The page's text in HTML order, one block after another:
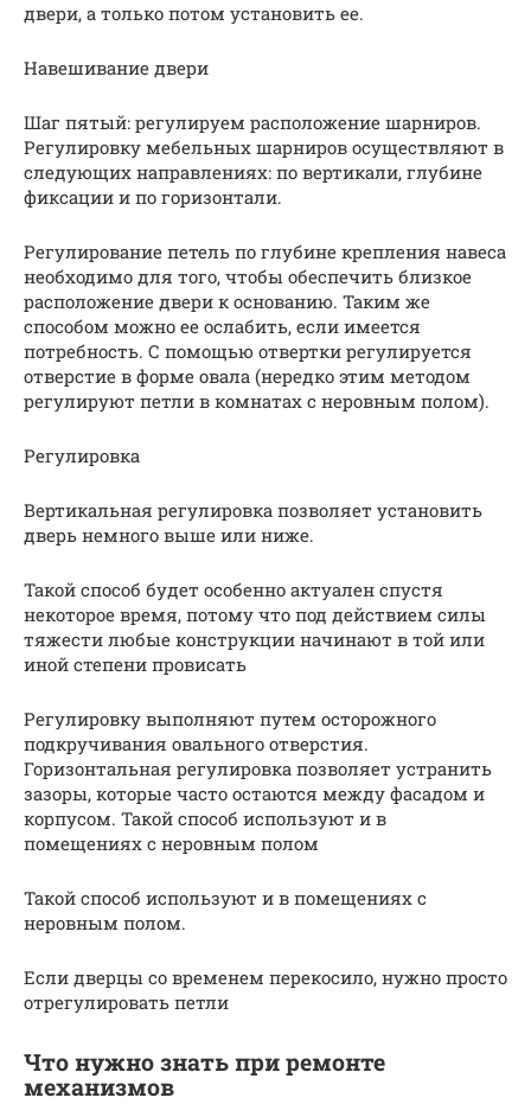
двери, а только потом установить ее.
Навешивание двери
Шаг пятый: регулируем расположение шарниров.
Регулировку мебельных шарниров осуществляют в
следующих направлениях: по вертикали, глубине
фиксации и по горизонтали.
Регулирование петель по глубине крепления навеса
необходимо для того, чтобы обеспечить близкое
расположение двери к основанию. Таким же
способом можно ее ослабить, если имеется
потребность. С помощью отвертки регулируется
отверстие в форме овала (нередко этим методом
регулируют петли в комнатах с неровным полом).
Регулировка
Вертикальная регулировка позволяет установить
дверь немного выше или ниже.
Такой способ будет особенно актуален спустя
некоторое время, потому что под действием силы
тяжести любые конструкции начинают в той или
иной степени провисать
Регулировку выполняют путем осторожного
подкручивания овального отверстия.
Горизонтальная регулировка позволяет устранить
зазоры, которые часто остаются между фасадом и
корпусом. Такой способ используют и в
помещениях с неровным полом
Такой способ используют и в помещениях с
неровным полом.
Если дверцы со временем перекосило, нужно просто
отрегулировать петли
Что нужно знать при ремонте
механизмов